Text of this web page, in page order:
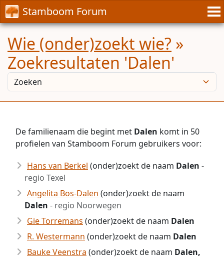
Stamboom Forum
Wie (onder)zoekt wie? »
Zoekresultaten 'Dalen'
De familienaam die begint met Dalen komt in 50
profielen van Stamboom Forum gebruikers voor:
Hans van Berkel (onder)zoekt de naam Dalen -
regio Texel
Angelita Bos-Dalen (onder)zoekt de naam
Dalen - regio Noorwegen
Gie Torremans (onder)zoekt de naam Dalen
R. Westermann (onder)zoekt de naam Dalen
Bauke Veenstra (onder)zoekt de naam Dalen,